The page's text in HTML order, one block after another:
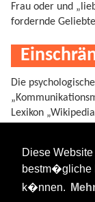
Diese
bestm�gliche
k�nnen.
Frau oder und
fordernde
Die
Lexikon
schlüssig